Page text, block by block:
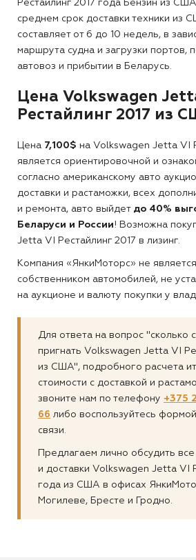
Рестайлинг 2017 года Бензин из
среднем срок доставки техники из
составляет от 6 до 10 недель, в
маршрута судна и загрузки портов,
автовоз и прибытии в Беларусь.
Цена Volkswagen
Рестайлинг 2017 из
Цена 7,100$ на Volkswagen Jetta VI
является ориентировочной и
согласно американскому авто
доставки и растаможки, всех
и ремонта, авто выйдет до 40%
Беларуси и России! Возможна
Jetta VI Рестайлинг 2017 в лизинг.
Компания «ЯнкиМоторс» не
собственником автомобилей, не
на аукционе и валюту покупки у
Для ответа на вопрос "сколько
пригнать Volkswagen Jetta VI
из США", подробного расчета
стоимости с доставкой и
звоните нам по телефону +375
66 либо воспользуйтесь
связи.
Предлагаем лично обсудить
и доставки Volkswagen Jetta VI
года из США в офисах
Могилеве, Бресте и Гродно.